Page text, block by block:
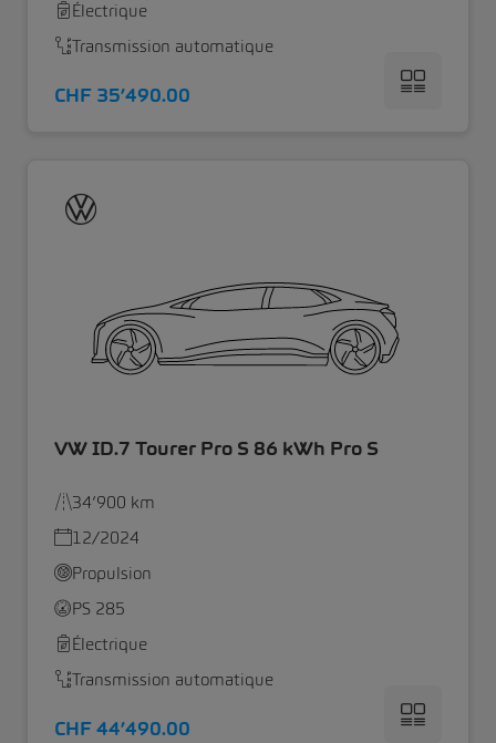
Électrique
Transmission automatique
CHF 35’490.00
VW ID.7 Tourer Pro S 86 kWh Pro S
34’900 km
12/2024
Propulsion
PS 285
Électrique
Transmission automatique
CHF 44’490.00